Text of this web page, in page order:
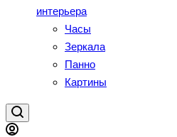
интерьера
Часы
Зеркала
Панно
Картины